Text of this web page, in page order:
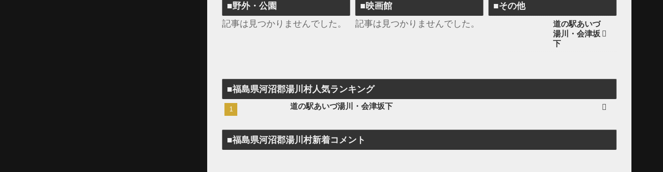
■野外・公園
記事は見つかりませんでした。
■映画館
記事は見つかりませんでした。
■その他
道の駅あいづ
湯川・会津坂
下
■福島県河沼郡湯川村人気ランキング
道の駅あいづ湯川・会津坂下
■福島県河沼郡湯川村新着コメント